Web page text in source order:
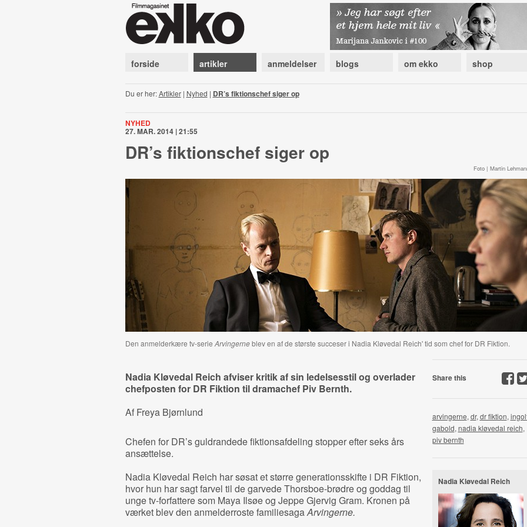
forside artikler anmeldelser blogs om ekko shop
Du er her:Artikler| Nyhed | DR’s fiktionschef siger op
NYHED
27. MAR. 2014 | 21:55
DR’s fiktionschef siger op
Foto | Martin
Den anmelderkære tv-serie Arvingerneblev en af de største succeser i Nadia Kløvedal Reich' tid som chef for DR Fiktion.
Nadia Kløvedal Reich afviser kritik af sin ledelsesstil og overlader
chefposten for DR Fiktion til dramachef Piv Bernth.
Af Freya Bjørnlund
Chefen for DR’s guldrandede fiktionsafdeling stopper efter seks års
ansættelse.
Nadia Kløvedal Reich har søsat et større generationsskifte i DR Fiktion,
hvor hun har sagt farvel til de garvede Thorsboe-brødre og goddag til
unge tv-forfattere som Maya Ilsøe og Jeppe Gjervig Gram. Kronen på
værket blev den anmelderroste familiesagaArvingerne.
Share this
arvingerne, dr, dr fiktion,
gabold, nadia kløvedal reich,
piv bernth
Nadia Kløvedal Reich